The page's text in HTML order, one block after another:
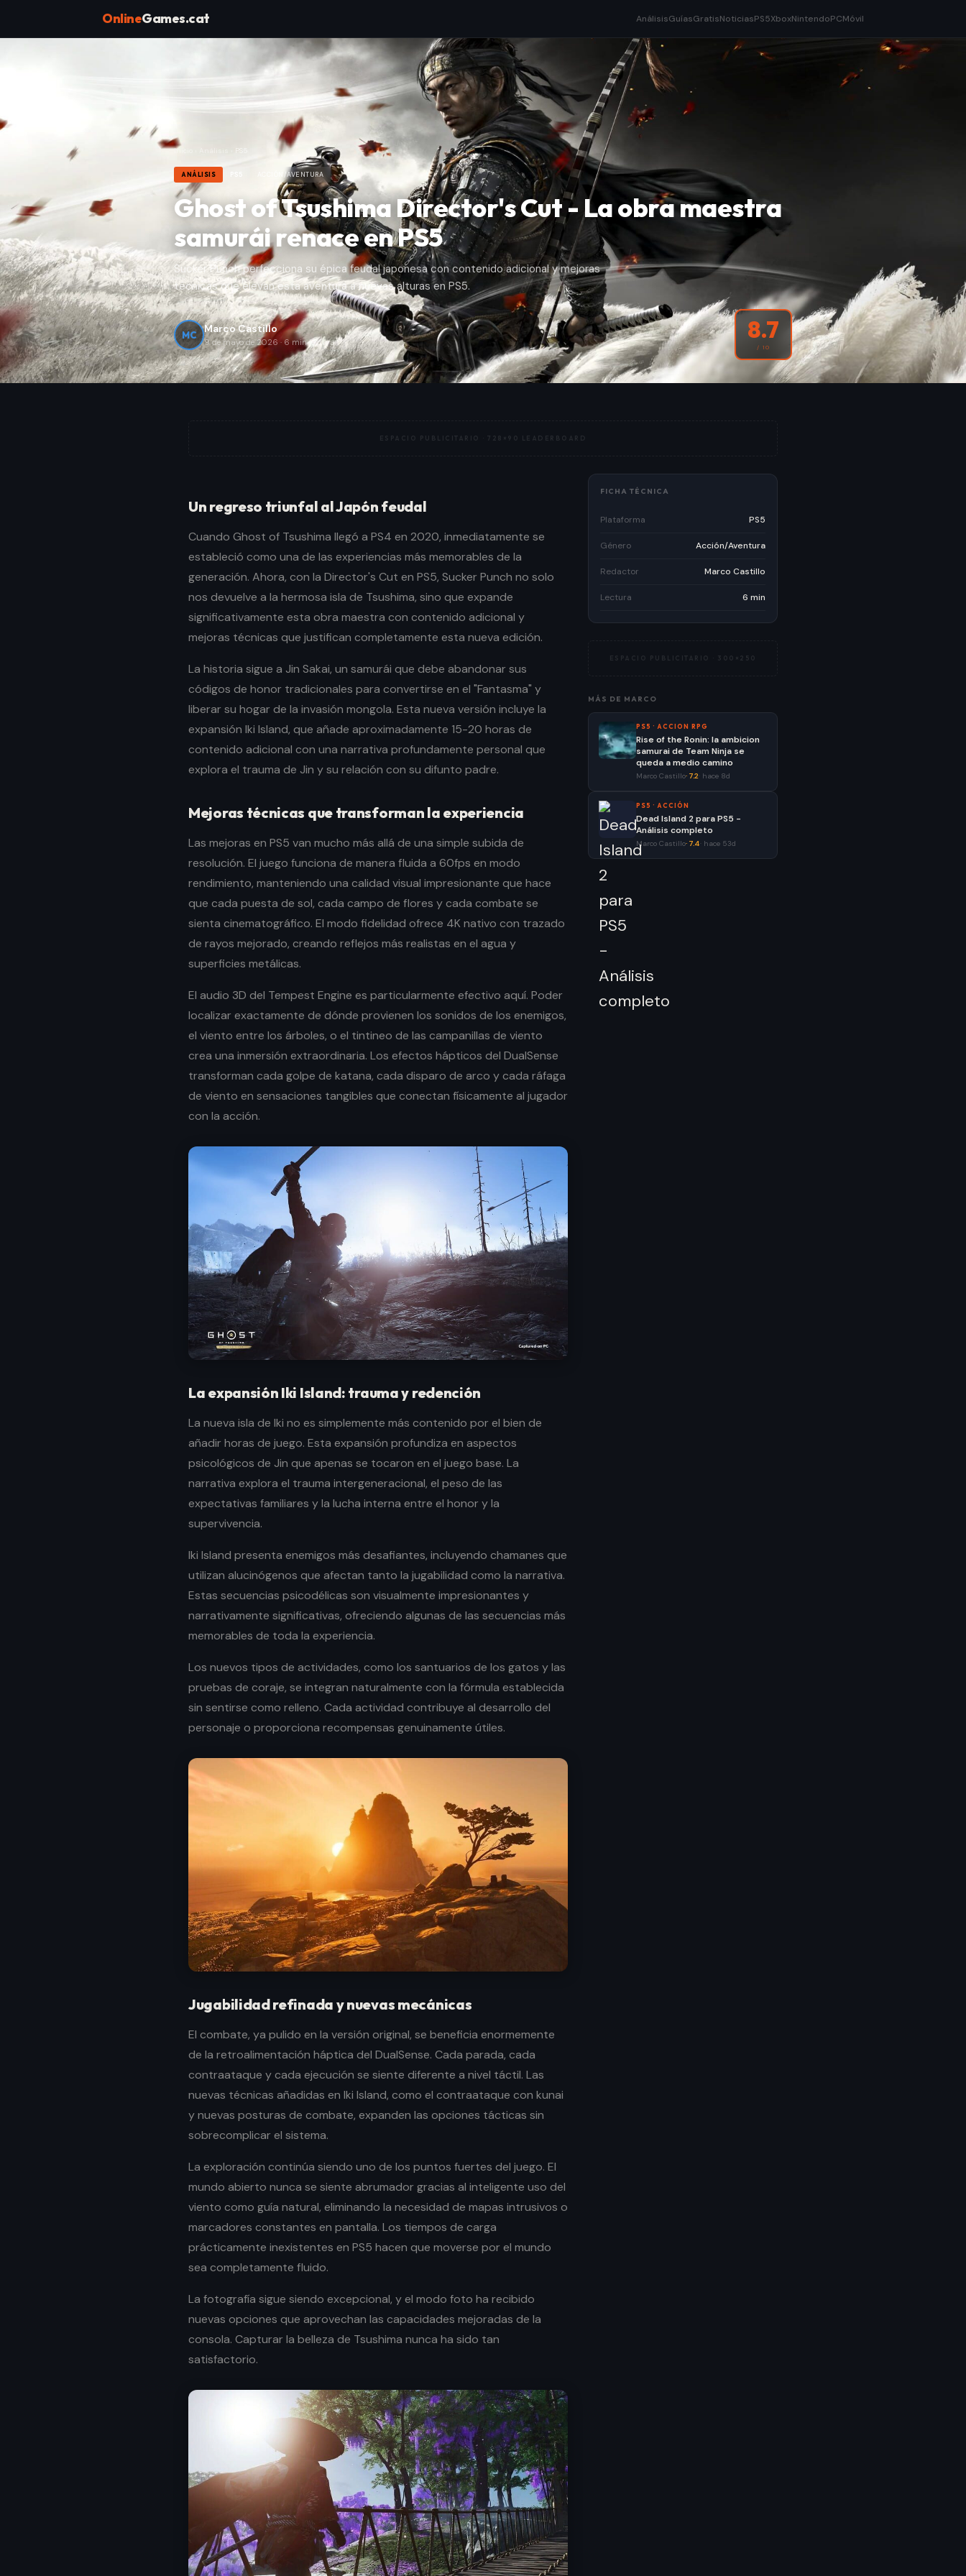
OnlineGames.cat AnálisisGuíasGratisNoticiasPS5XboxNintendoPCMóvil
Inicio PS5
ANÁLISIS ACCIÓN/AVENTURA
Ghost of Tsushima Director's Cut - La obra maestra
samurái renace en PS5
Sucker Punch perfecciona su épica feudal japonesa con contenido adicional y mejoras
técnicas que elevan esta aventura a nuevas alturas en PS5.
MC Marco Castillo
9 de mayo de 2026·6min lectura 8.7
/ 10
ESPACIO PUBLICITARIO ·728×90 LEADERBOARD
Un regreso triunfal al Japón feudal
Cuando Ghost of Tsushima llegó a PS4 en 2020, inmediatamente se
estableció como una de las experiencias más memorables de la
generación. Ahora, con la Director's Cut en PS5, Sucker Punch no solo
nos devuelve a la hermosa isla de Tsushima, sino que expande
significativamente esta obra maestra con contenido adicional y
mejoras técnicas que justifican completamente esta nueva edición.
La historia sigue a Jin Sakai, un samurái que debe abandonar sus
códigos de honor tradicionales para convertirse en el "Fantasma" y
liberar su hogar de la invasión mongola. Esta nueva versión incluye la
expansión Iki Island, que añade aproximadamente 15-20 horas de
contenido adicional con una narrativa profundamente personal que
explora el trauma de Jin y su relación con su difunto padre.
Mejoras técnicas que transforman la experiencia
Las mejoras en PS5 van mucho más allá de una simple subida de
resolución. El juego funciona de manera fluida a 60fps en modo
rendimiento, manteniendo una calidad visual impresionante que hace
que cada puesta de sol, cada campo de flores y cada combate se
sienta cinematográfico. El modo fidelidad ofrece 4K nativo con trazado
de rayos mejorado, creando reflejos más realistas en el agua y
superficies metálicas.
El audio 3D del Tempest Engine es particularmente efectivo aquí. Poder
localizar exactamente de dónde provienen los sonidos de los enemigos,
el viento entre los árboles, o el tintineo de las campanillas de viento
crea una inmersión extraordinaria. Los efectos hápticos del DualSense
transforman cada golpe de katana, cada disparo de arco y cada ráfaga
de viento en sensaciones tangibles que conectan físicamente al jugador
con la acción.
La expansión Iki Island: trauma y redención
La nueva isla de Iki no es simplemente más contenido por el bien de
añadir horas de juego. Esta expansión profundiza en aspectos
psicológicos de Jin que apenas se tocaron en el juego base. La
narrativa explora el trauma intergeneracional, el peso de las
expectativas familiares y la lucha interna entre el honor y la
supervivencia.
Iki Island presenta enemigos más desafiantes, incluyendo chamanes que
utilizan alucinógenos que afectan tanto la jugabilidad como la narrativa.
Estas secuencias psicodélicas son visualmente impresionantes y
narrativamente significativas, ofreciendo algunas de las secuencias más
memorables de toda la experiencia.
Los nuevos tipos de actividades, como los santuarios de los gatos y las
pruebas de coraje, se integran naturalmente con la fórmula establecida
sin sentirse como relleno. Cada actividad contribuye al desarrollo del
personaje o proporciona recompensas genuinamente útiles.
Jugabilidad refinada y nuevas mecánicas
El combate, ya pulido en la versión original, se beneficia enormemente
de la retroalimentación háptica del DualSense. Cada parada, cada
contraataque y cada ejecución se siente diferente a nivel táctil. Las
nuevas técnicas añadidas en Iki Island, como el contraataque con kunai
y nuevas posturas de combate, expanden las opciones tácticas sin
sobrecomplicar el sistema.
La exploración continúa siendo uno de los puntos fuertes del juego. El
mundo abierto nunca se siente abrumador gracias al inteligente uso del
viento como guía natural, eliminando la necesidad de mapas intrusivos o
marcadores constantes en pantalla. Los tiempos de carga
prácticamente inexistentes en PS5 hacen que moverse por el mundo
sea completamente fluido.
La fotografía sigue siendo excepcional, y el modo foto ha recibido
nuevas opciones que aprovechan las capacidades mejoradas de la
consola. Capturar la belleza de Tsushima nunca ha sido tan
satisfactorio.
FICHA TÉCNICA
Plataforma PS5
Género Acción/Aventura
Redactor Marco Castillo
Lectura 6 min
ESPACIO PUBLICITARIO · 300×250
MÁS DE MARCO
PS5 · ACCION RPG
Rise of the Ronin: la ambicion
samurai de Team Ninja se
queda a medio camino
Marco Castillo· 7.2 hace 8d
PS5 · ACCIÓN
Dead Island 2 para PS5 -
Análisis completo
Marco Castillo· 7.4 hace 53d